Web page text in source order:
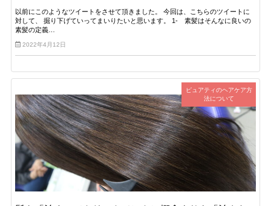
以前にこのようなツイートをさせて頂きました。 今回は、こちらのツイートに
対して、 掘り下げていってまいりたいと思います。 1- 素髪はそんなに良いの
素髪の定義…
2022年4月12日
ピュアティのヘアケア方
法について